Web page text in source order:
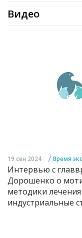
Видео
19 сен 2024 / Время
Интервью с
Дорошенко о
методики
индустриальные